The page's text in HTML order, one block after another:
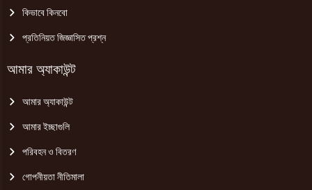
কিভাবে কিনবো
প্রতিনিয়ত জিজ্ঞাসিত প্রশ্ন
আমার অ্যাকাউন্ট
আমার অ্যাকাউন্ট
আমার ইচ্ছাগুলি
পরিবহন ও বিতরণ
গোপনীয়তা নীতিমালা